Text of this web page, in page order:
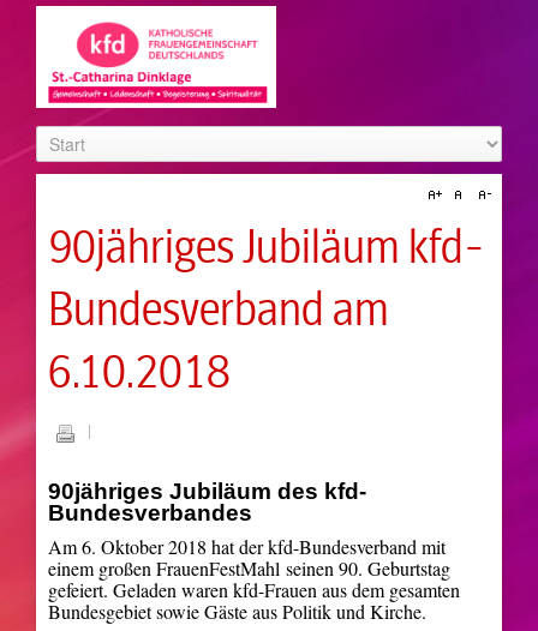
90jähriges Jubiläum kfd-
Bundesverband am
6.10.2018
90jähriges Jubiläum des kfd-
Bundesverbandes
Am 6. Oktober 2018 hat der kfd-Bundesverband mit
einem großen FrauenFestMahlseinen 90. Geburtstag
gefeiert. Geladen waren kfd-Frauen aus dem gesamten
Bundesgebiet sowie Gäste aus Politik und Kirche.